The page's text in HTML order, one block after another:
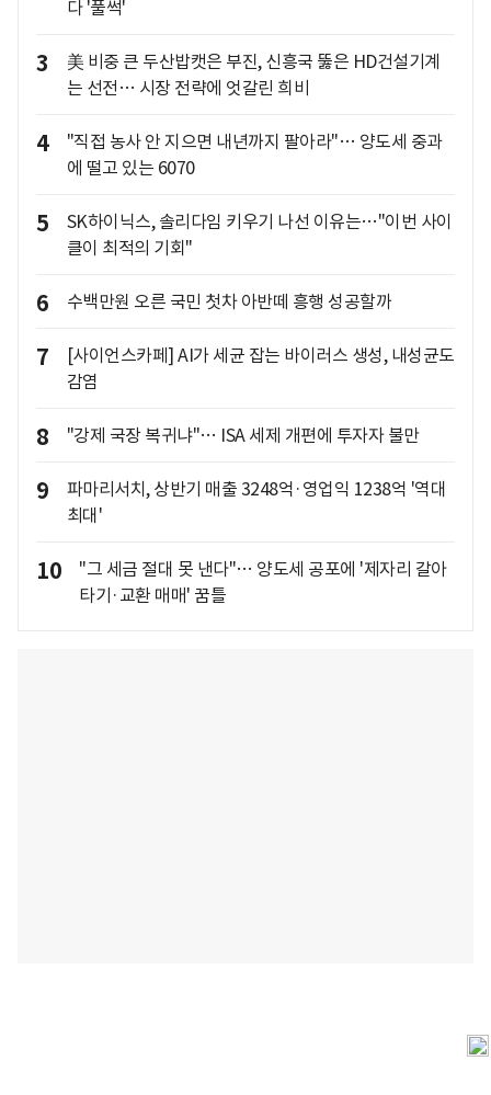
다 '풀썩'
3
美 비중 큰 두산밥캣은 부진, 신흥국 뚫은 HD건설기계
는 선전… 시장 전략에 엇갈린 희비
4
"직접 농사 안 지으면 내년까지 팔아라"… 양도세 중과
에 떨고 있는 6070
5
SK하이닉스, 솔리다임 키우기 나선 이유는…"이번 사이
클이 최적의 기회"
6 수백만원 오른 국민 첫차 아반떼 흥행 성공할까
7
[사이언스카페] AI가 세균 잡는 바이러스 생성, 내성균도
감염
8 "강제 국장 복귀냐"… ISA 세제 개편에 투자자 불만
9
파마리서치, 상반기 매출 3248억·영업익 1238억 '역대
최대'
10
"그 세금 절대 못 낸다"… 양도세 공포에 '제자리 갈아
타기·교환 매매' 꿈틀